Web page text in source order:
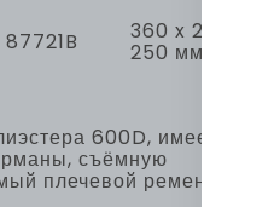
87721B 360 x 200 x
250 мм
600D, имеет
съёмную
плечевой ремень.